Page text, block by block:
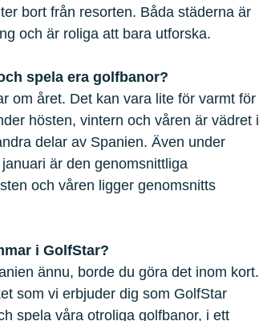
bort från resorten. Båda städerna är
och är roliga att bara utforska.
spela era golfbanor?
om året. Det kan vara lite för varmt för
hösten, vintern och våren är vädret i
delar av Spanien. Även under
är den genomsnittliga
och våren ligger genomsnitts
i GolfStar?
ännu, borde du göra det inom kort.
som vi erbjuder dig som GolfStar
spela våra otroliga golfbanor, i ett